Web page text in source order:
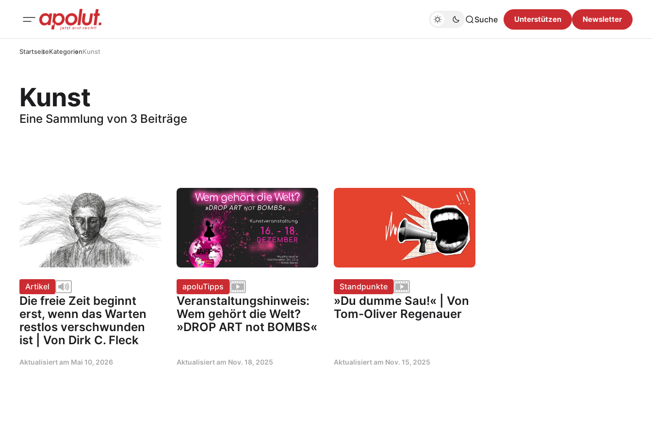
Suche Unterstützen Newsletter
StartseiteKategorienKunst
Kunst
Eine Sammlung von 3 Beiträge
Artikel
Die freie Zeit beginnt
erst, wenn das Warten
restlos verschwunden
ist | Von Dirk C. Fleck
Aktualisiert am Mai 10, 2026
apoluTipps
Veranstaltungshinweis:
Wem gehört die Welt?
»DROP ART not BOMBS«
Aktualisiert am Nov. 18, 2025
Standpunkte
»Du dumme Sau!« | Von
Tom-Oliver Regenauer
Aktualisiert am Nov. 15, 2025